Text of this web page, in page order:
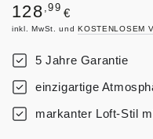
Regulärer
Preis
128 ,99 €
inkl. MwSt. undKOSTENLOSEM
5 Jahre Garantie
einzigartige
markanter Loft-Stil